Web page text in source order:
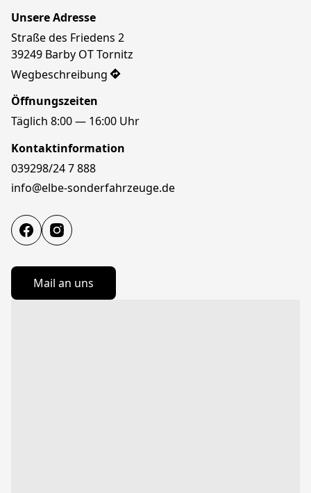
Unsere Adresse
Straße des Friedens 2
39249 Barby OT Tornitz
Wegbeschreibung
Öffnungszeiten
Täglich 8:00 — 16:00 Uhr
Kontaktinformation
039298/24 7 888
info@elbe-sonderfahrzeuge.de
Mail an uns